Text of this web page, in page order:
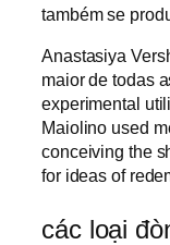
também se
Anastasiya
maior de todas
experimental
Maiolino used
conceiving the
for ideas of
các loại